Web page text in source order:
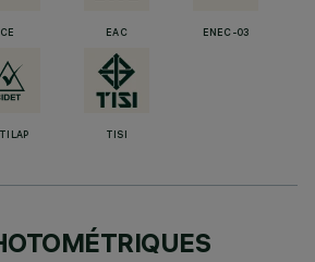
CE EAC ENEC-03
TISI